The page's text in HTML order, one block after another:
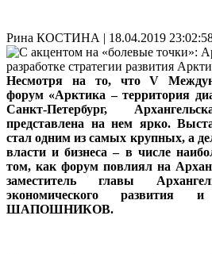
Рина КОСТИНА | 18.04.2019
Несмотря на то, что V
форум «Арктика – территория
Санкт-Петербург,
представлена на нем ярко.
стал одним из самых крупных, а
власти и бизнеса – в числе
том, как форум повлиял на
заместитель главы
экономического развития
ШАПОШНИКОВ.